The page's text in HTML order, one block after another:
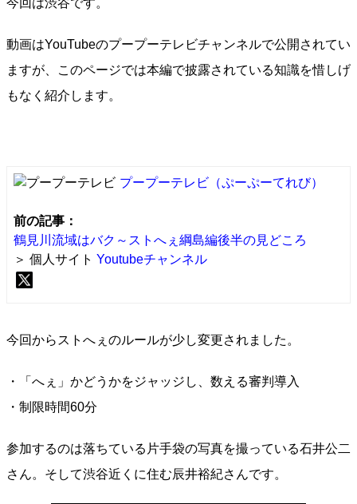
今回は渋谷です。
動画はYouTubeのプープーテレビチャンネルで公開されてい
ますが、このページでは本編で披露されている知識を惜しげ
もなく紹介します。
プープーテレビ （ぷーぷーてれび）
前の記事：
鶴見川流域はバク～ストへぇ綱島編後半の見どころ
＞ 個人サイト Youtubeチャンネル
今回からストへぇのルールが少し変更されました。
・「へぇ」かどうかをジャッジし、数える審判導入
・制限時間60分
参加するのは落ちている片手袋の写真を撮っている石井公二
さん。そして渋谷近くに住む辰井裕紀さんです。